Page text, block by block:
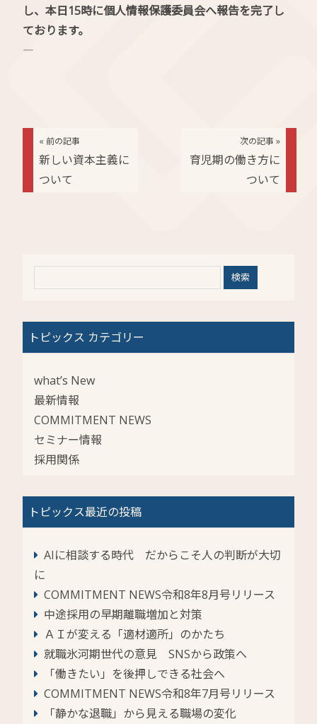
し、本日15時に個人情報保護委員会へ報告を完了し
ております。
――――
« 前の記事
新しい資本主義に
ついて
次の記事 »
育児期の働き方に
ついて
トピックス カテゴリー
what’s New
最新情報
COMMITMENT NEWS
セミナー情報
採用関係
トピックス最近の投稿
AIに相談する時代 だからこそ人の判断が大切
に
COMMITMENT NEWS令和8年8月号リリース
中途採用の早期離職増加と対策
ＡＩが変える「適材適所」のかたち
就職氷河期世代の意見 SNSから政策へ
「働きたい」を後押しできる社会へ
COMMITMENT NEWS令和8年7月号リリース
「静かな退職」から見える職場の変化